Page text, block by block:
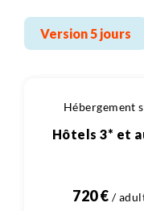
Version 5 jours
Hébergement
Hôtels 3* et
720 €